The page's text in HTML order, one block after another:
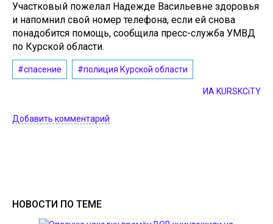
Участковый пожелал Надежде Васильевне здоровья
и напомнил свой номер телефона, если ей снова
понадобится помощь, сообщила пресс-служба УМВД
по Курской области.
#спасение #полиция Курской области
ИА KURSKCiTY
Добавить комментарий
НОВОСТИ ПО ТЕМЕ